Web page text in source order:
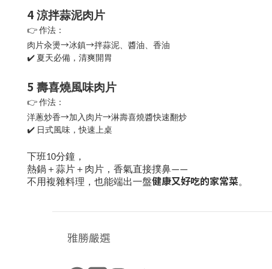
4️ 涼拌蒜泥肉片
👉 作法：
肉片汆燙→冰鎮→拌蒜泥、醬油、香油
✔️ 夏天必備，清爽開胃
5️ 壽喜燒風味肉片
👉 作法：
洋蔥炒香→加入肉片→淋壽喜燒醬快速翻炒
✔️ 日式風味，快速上桌
下班10分鐘，
熱鍋＋蒜片＋肉片，香氣直接撲鼻——
不用複雜料理，也能端出一盤健康又好吃的家常菜。
雅勝嚴選